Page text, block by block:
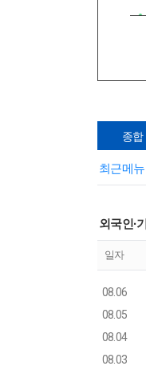
종합
최근메뉴
외국인·
일자
08.06
08.05
08.04
08.03